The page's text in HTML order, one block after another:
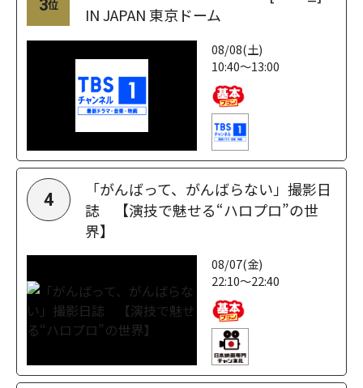
3位
IN JAPAN 東京ドーム
08/08(土)
10:40～13:00
4
「がんばって、がんばらない」撮影日
誌 【演技で魅せる“ハロプロ”の世
界】
08/07(金)
22:10～22:40